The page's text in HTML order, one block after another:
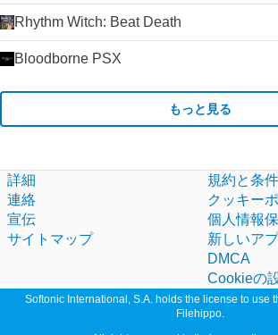
Rhythm Witch: Beat Death
Bloodborne PSX
もっと見る
詳細
連絡
宣伝
サイトマップ
規約と条件
クッキー
個人情報
新しいア
DMCA
Cookieの
Softonic International, S.A. holds the license to use
Filehippo.